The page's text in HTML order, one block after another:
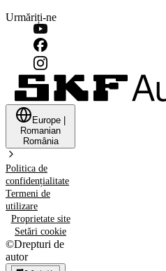
Urmăriți-ne
Europe
Romanian
România
Politica de
confidențialitate
Termeni de
utilizare
Proprietate site
Setări cookie
©Drepturi de
autor